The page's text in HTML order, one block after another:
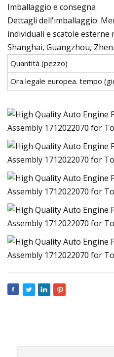
Imballaggio e consegna
Dettagli dell'imballaggio:
individuali e scatole
Shanghai, Guangzhou,
Quantità (pezzo)
Ora legale europea. tempo